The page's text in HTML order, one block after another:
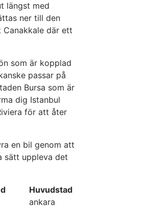
längst med
ner till den
där ett
som är kopplad
passar på
Bursa som är
dig Istanbul
för att åter
en bil genom att
sätt uppleva det
Huvudstad
ankara